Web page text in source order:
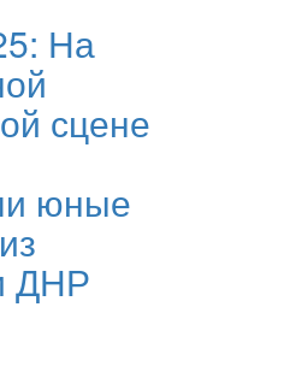
На
сцене
юные
ДНР